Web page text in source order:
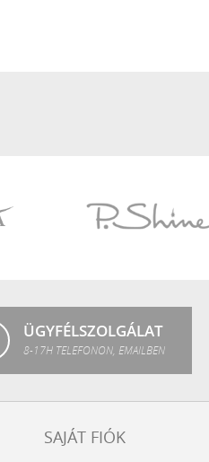
ÜGYFÉLSZOLGÁLAT
8-17H TELEFONON, EMAILBEN
SAJÁT FIÓK